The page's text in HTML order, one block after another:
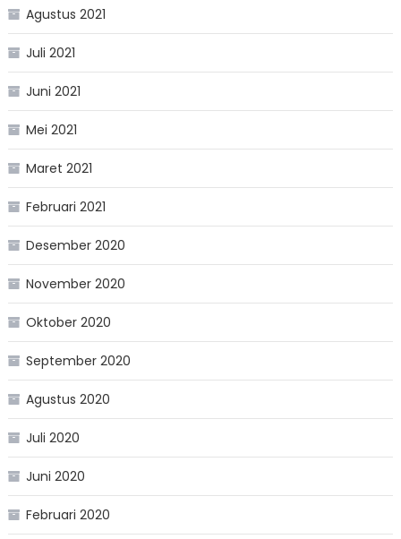
Agustus 2021
Juli 2021
Juni 2021
Mei 2021
Maret 2021
Februari 2021
Desember 2020
November 2020
Oktober 2020
September 2020
Agustus 2020
Juli 2020
Juni 2020
Februari 2020